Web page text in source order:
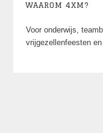
WAAROM 4XM?
Voor onderwijs,
vrijgezellenfeesten